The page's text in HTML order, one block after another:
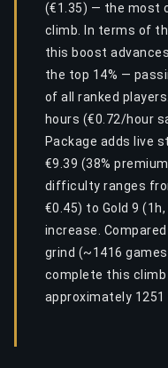
(€1.35) — the most
climb. In terms of
this boost
the top 14% —
of all ranked
hours (€0.72/hour
Package adds live
€9.39 (38%
difficulty ranges
€0.45) to Gold 9
increase.
grind (~1416
complete this
approximately 1251